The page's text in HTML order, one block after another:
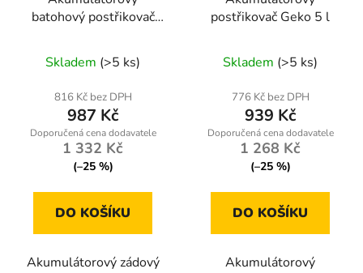
batohový postřikovač
/ 8 Ah)
hodnocení
produktu
je
4,4
z
hvězdiček.
Skladem (>5 ks)
816 Kč bez DPH
987 Kč
1 332 Kč
(–25 %)
DO KOŠÍKU
Akumulátorový zádový
postřikovač Geko 5 l
Skladem (>5 ks)
776 Kč bez DPH
939 Kč
1 268 Kč
(–25 %)
DO KOŠÍKU
Akumulátorový